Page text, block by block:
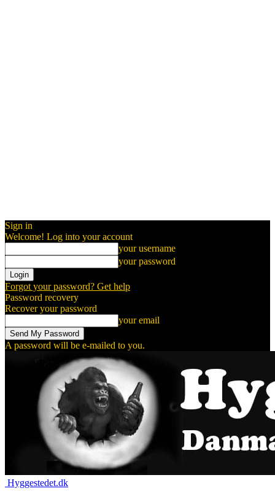
Sign in
Welcome! Log into your account
your username
your password
Forgot your password? Get help
Password recovery
Recover your password
your email
A password will be e-mailed to you.
Hyggestedet.dk